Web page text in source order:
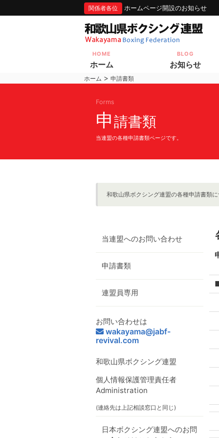
関係者各位 ホームページ開設のお知らせ
HOME
ホーム
BLOG
お知らせ
ホーム > 申請書類
Forms
申請書類
当連盟の各種申請書類ページです。
和歌山県ボクシング連盟の各種申請書類に
当連盟へのお問い合わせ
申請書類
連盟員専用
お問い合わせは
wakayama@jabf-
revival.com
和歌山県ボクシング連盟
個人情報保護管理責任者
Administration
(連絡先は上記相談窓口と同じ)
日本ボクシング連盟へのお問